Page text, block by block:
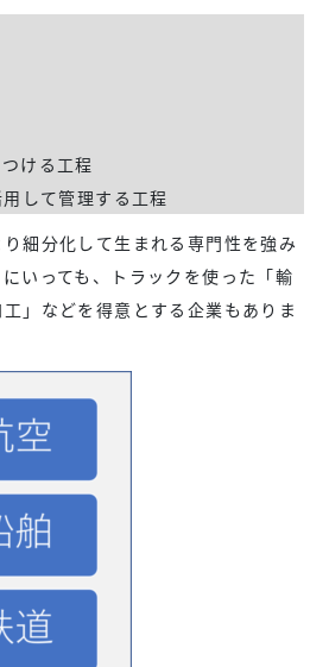
ける工程
して管理する工程
細分化して生まれる専門性を強み
いっても、トラックを使った「輸
」などを得意とする企業もありま